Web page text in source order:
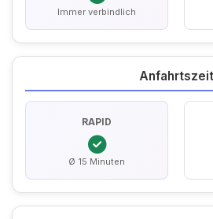
Immer verbindlich
Anfahrtszeit
RAPID
Ø 15 Minuten